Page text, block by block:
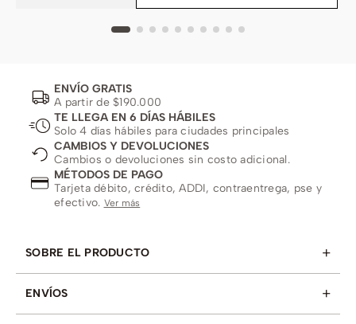
ENVÍO GRATIS
A partir de $190.000
TE LLEGA EN 6 DÍAS HÁBILES
Solo 4 días hábiles para ciudades principales
CAMBIOS Y DEVOLUCIONES
Cambios o devoluciones sin costo adicional.
MÉTODOS DE PAGO
Tarjeta débito, crédito, ADDI, contraentrega, pse y
efectivo. Ver más
SOBRE EL PRODUCTO +
ENVÍOS +